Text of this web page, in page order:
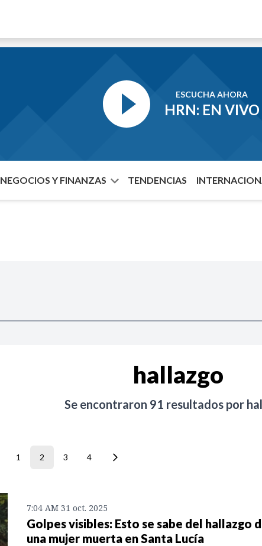
ESCUCHA AHORA
HRN: EN VIVO
NEGOCIOS Y FINANZAS TENDENCIAS
hallazgo
Se encontraron 91 resultados por
1 2 3 4
7:04 AM 31 oct. 2025
Golpes visibles: Esto se sabe del hallazgo
una mujer muerta en Santa Lucía